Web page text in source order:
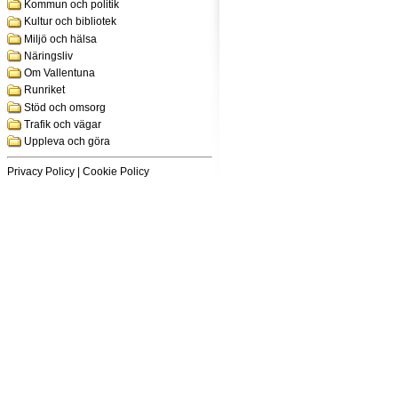
Kommun och politik
Kultur och bibliotek
Miljö och hälsa
Näringsliv
Om Vallentuna
Runriket
Stöd och omsorg
Trafik och vägar
Uppleva och göra
Privacy Policy | Cookie Policy